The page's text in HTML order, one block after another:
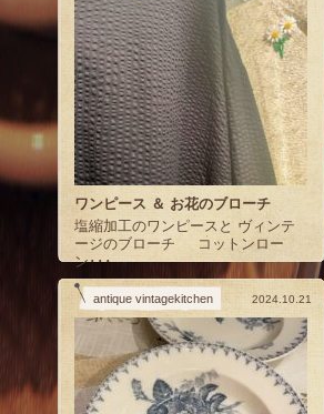
ワンピース ＆ お花のブローチ
塩縮加工のワンピースと ヴィンテ
ージのブローチ コットンロー
ン･･･
antique vintagekitchen 2024.10.21